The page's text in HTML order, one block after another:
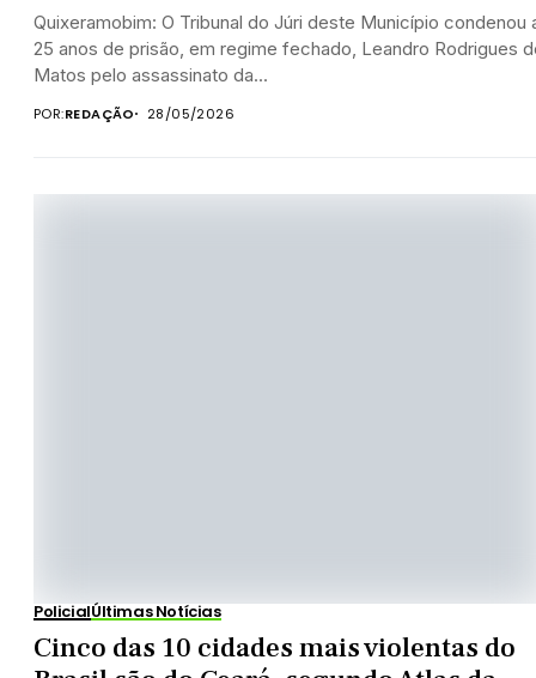
Quixeramobim: O Tribunal do Júri deste Município condenou
25 anos de prisão, em regime fechado, Leandro Rodrigues
Matos pelo assassinato da...
POR:REDAÇÃO 28/05/2026
PolicialÚltimas Notícias
Cinco das 10 cidades mais violentas do